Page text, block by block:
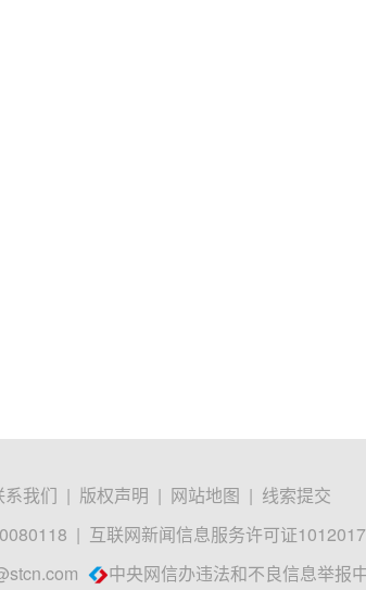
系我们 | 版权声明 | 网站地图 | 线索提交
| 互联网新闻信息服务许可证
中央网信办违法和不良信息举报